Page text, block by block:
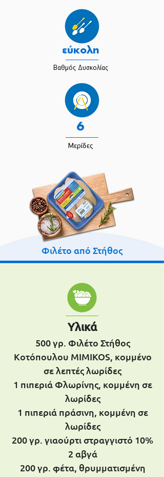
εύκολη
Βαθμός Δυσκολίας
6
Μερίδες
Φιλέτο από Στήθος
Υλικά
500 γρ. Φιλέτο Στήθος
Κοτόπουλου MIMIKOS, κομμένο
σε λεπτές λωρίδες
1 πιπεριά Φλωρίνης, κομμένη σε
λωρίδες
1 πιπεριά πράσινη, κομμένη σε
λωρίδες
200 γρ. γιαούρτι στραγγιστό 10%
2 αβγά
200 γρ. φέτα, θρυμματισμένη